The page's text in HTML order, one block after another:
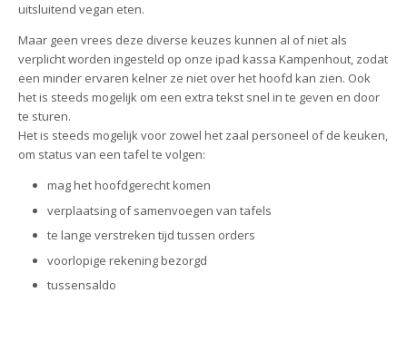
uitsluitend vegan eten.
Maar geen vrees deze diverse keuzes kunnen al of niet als
verplicht worden ingesteld op onze ipad kassa Kampenhout, zodat
een minder ervaren kelner ze niet over het hoofd kan zien. Ook
het is steeds mogelijk om een extra tekst snel in te geven en door
te sturen.
Het is steeds mogelijk voor zowel het zaal personeel of de keuken,
om status van een tafel te volgen:
mag het hoofdgerecht komen
verplaatsing of samenvoegen van tafels
te lange verstreken tijd tussen orders
voorlopige rekening bezorgd
tussensaldo